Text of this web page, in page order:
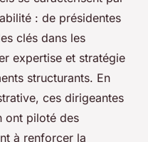
: de présidentes
clés dans les
expertise et stratégie
structurants. En
ces dirigeantes
ont piloté des
à renforcer la